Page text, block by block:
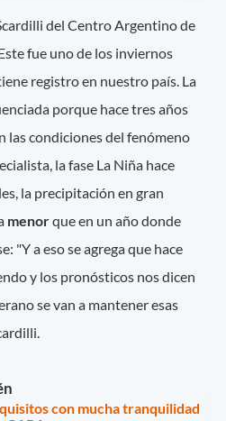
del Centro Argentino de
fue uno de los inviernos
registro en nuestro país. La
porque hace tres años
las condiciones del fenómeno
la fase La Niña hace
la precipitación en gran
menorque en un año donde
"Y a eso se agrega que hace
y los pronósticos nos dicen
se van a mantener esas
con mucha tranquilidad